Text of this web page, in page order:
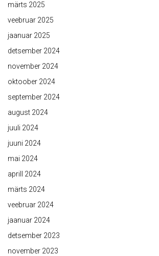
märts 2025
veebruar 2025
jaanuar 2025
detsember 2024
november 2024
oktoober 2024
september 2024
august 2024
juuli 2024
juuni 2024
mai 2024
aprill 2024
märts 2024
veebruar 2024
jaanuar 2024
detsember 2023
november 2023